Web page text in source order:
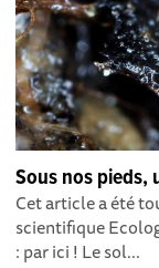
Sous nos pieds,
Cet article a été
scientifique
: par ici ! Le sol...